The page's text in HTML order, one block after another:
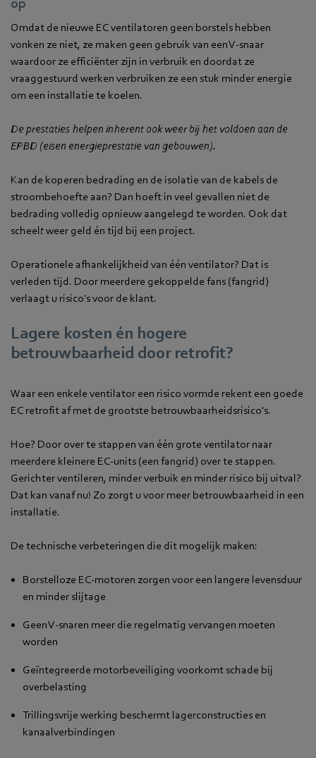
op
Omdat de nieuwe EC ventilatoren geen borstels hebben
vonken ze niet, ze maken geen gebruik van een V-snaar
waardoor ze efficiënter zijn in verbruik en doordat ze
vraaggestuurd werken verbruiken ze een stuk minder energie
om een installatie te koelen.
De prestaties helpen inherent ook weer bij het voldoen aan de
EPBD (eisen energieprestatie van gebouwen).
Kan de koperen bedrading en de isolatie van de kabels de
stroombehoefte aan? Dan hoeft in veel gevallen niet de
bedrading volledig opnieuw aangelegd te worden. Ook dat
scheeltweer geld én tijd bij een project.
Operationele afhankelijkheid van één ventilator? Dat is
verleden tijd. Door meerdere gekoppelde fans (fangrid)
verlaagt u risico's voor de klant.
Lagere kosten én hogere
betrouwbaarheid door retrofit?
Waar een enkele ventilator een risico vormde rekent een goede
EC retrofit af met de grootste betrouwbaarheidsrisico's.
Hoe? Door over te stappen van één grote ventilator naar
meerdere kleinere EC-units (een fangrid) over te stappen.
Gerichter ventileren, minder verbuik en minder risico bij uitval?
Dat kan vanaf nu! Zo zorgt u voor meer betrouwbaarheid in een
installatie.
De technische verbeteringen die dit mogelijk maken:
Borstelloze EC-motoren zorgen voor een langere levensduur
en minder slijtage
Geen V-snaren meer die regelmatig vervangen moeten
worden
Geïntegreerde motorbeveiliging voorkomt schade bij
overbelasting
Trillingsvrije werking beschermt lagerconstructies en
kanaalverbindingen